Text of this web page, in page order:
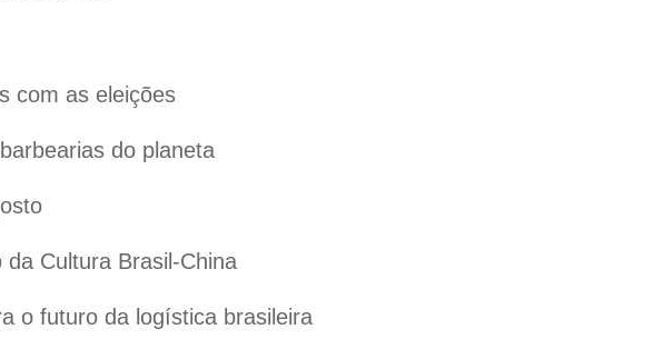
com as eleições
do planeta
Cultura Brasil-China
o futuro da logística brasileira